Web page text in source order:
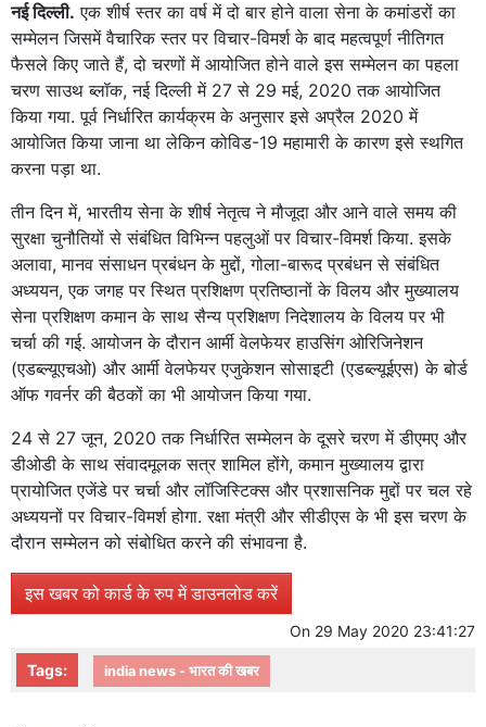
नई दिल्ली. एक शीर्ष स्तर का वर्ष में दो बार होने वाला सेना के कमांडरों का
सम्‍मेलन जिसमें वैचारिक स्तर पर विचार-विमर्श के बाद महत्‍वपूर्ण नीतिगत
फैसले किए जाते हैं, दो चरणों में आयोजित होने वाले इस सम्‍मेलन का पहला
चरण साउथ ब्लॉक, नई दिल्‍ली में 27 से 29 मई, 2020 तक आयोजित
किया गया. पूर्व निर्धारित कार्यक्रम के अनुसार इसे अप्रैल 2020 में
आयोजित किया जाना था लेकिन कोविड-19 महामारी के कारण इसे स्थगित
करना पड़ा था.
तीन दिन में, भारतीय सेना के शीर्ष नेतृत्व ने मौजूदा और आने वाले समय की
सुरक्षा चुनौतियों से संबंधित विभिन्न पहलुओं पर विचार-विमर्श किया. इसके
अलावा, मानव संसाधन प्रबंधन के मुद्दों, गोला-बारूद प्रबंधन से संबंधित
अध्ययन, एक जगह पर स्थित प्रशिक्षण प्रतिष्ठानों के विलय और मुख्यालय
सेना प्रशिक्षण कमान के साथ सैन्य प्रशिक्षण निदेशालय के विलय पर भी
चर्चा की गई. आयोजन के दौरान आर्मी वेलफेयर हाउसिंग ओरिजिनेशन
(एडब्‍ल्‍यूएचओ) और आर्मी वेलफेयर एजुकेशन सोसाइटी (एडब्‍ल्‍यूईएस) के बोर्ड
ऑफ गवर्नर की बैठकों का भी आयोजन किया गया.
24 से 27 जून, 2020 तक निर्धारित सम्मेलन के दूसरे चरण में डीएमए और
डीओडी के साथ संवादमूलक सत्र शामिल होंगे, कमान मुख्यालय द्वारा
प्रायोजित एजेंडे पर चर्चा और लॉजिस्टिक्‍स और प्रशासनिक मुद्दों पर चल रहे
अध्ययनों पर विचार-विमर्श होगा. रक्षा मंत्री और सीडीएस के भी इस चरण के
दौरान सम्मेलन को संबोधित करने की संभावना है.
इस खबर को कार्ड के रुप में डाउनलोड करें
On 29 May 2020 23:41:27
Tags: india news - भारत की खबर